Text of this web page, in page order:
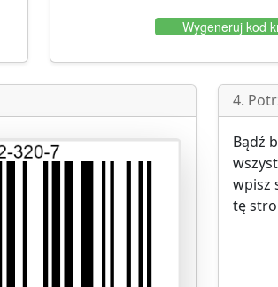
Wygeneruj kod
4.
Bądź
wpisz
tę